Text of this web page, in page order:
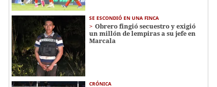
SE ESCONDIÓ EN UNA FINCA
Obrero fingió secuestro y exigió
un millón de lempiras a su jefe en
Marcala
CRÓNICA